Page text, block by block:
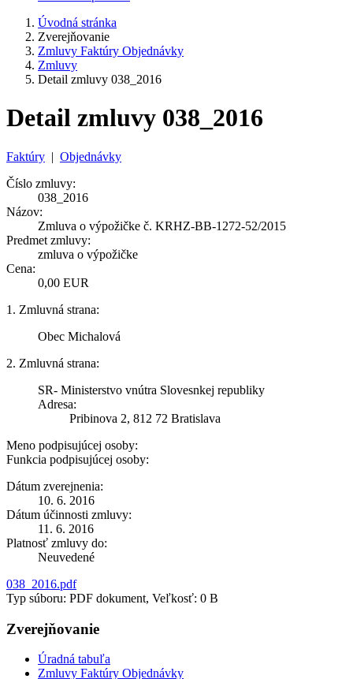
Úvodná stránka
Zverejňovanie
Zmluvy Faktúry Objednávky
Zmluvy
Detail zmluvy 038_2016
Detail zmluvy 038_2016
Faktúry | Objednávky
Číslo zmluvy:
038_2016
Názov:
Zmluva o výpožičke č. KRHZ-BB-1272-52/2015
Predmet zmluvy:
zmluva o výpožičke
Cena:
0,00 EUR
1. Zmluvná strana:
Obec Michalová
2. Zmluvná strana:
SR- Ministerstvo vnútra Slovesnkej republiky
Adresa:
Pribinova 2, 812 72 Bratislava
Meno podpisujúcej osoby:
Funkcia podpisujúcej osoby:
Dátum zverejnenia:
10. 6. 2016
Dátum účinnosti zmluvy:
11. 6. 2016
Platnosť zmluvy do:
Neuvedené
038_2016.pdf
Typ súboru: PDF dokument, Veľkosť: 0 B
Zverejňovanie
Úradná tabuľa
Zmluvy Faktúry Objednávky